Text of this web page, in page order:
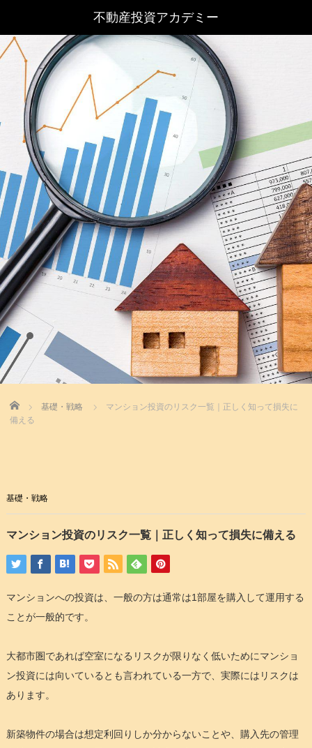
Home 基礎・戦略
マンション投資のリスク一覧｜正しく知って損失に
備える
基礎・戦略
マンション投資のリスク一覧｜正しく知って損失に備える
マンションへの投資は、一般の方は通常は1部屋を購入して運用する
ことが一般的です。
大都市圏であれば空室になるリスクが限りなく低いためにマンショ
ン投資には向いているとも言われている一方で、実際にはリスクは
あります。
新築物件の場合は想定利回りしか分からないことや、購入先の管理